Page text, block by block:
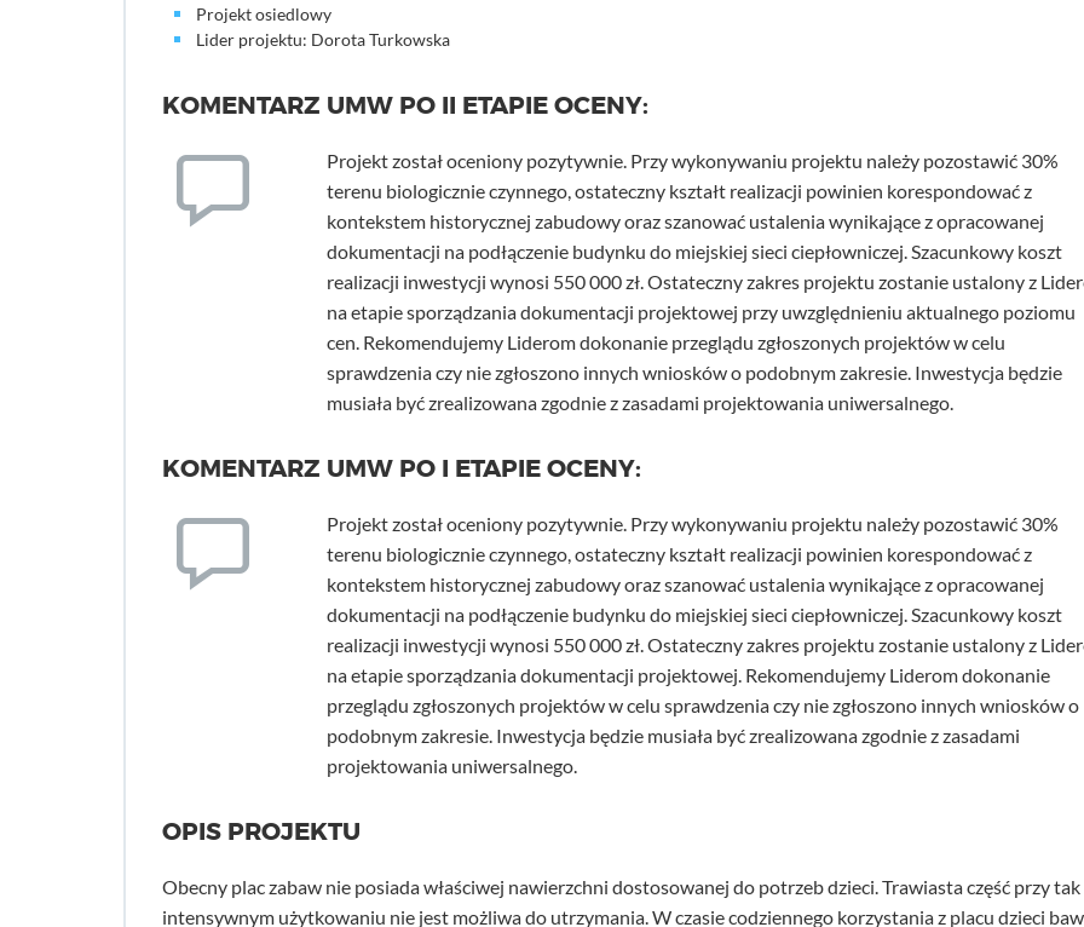
Projekt osiedlowy
Lider projektu: Dorota Turkowska
KOMENTARZ UMW PO II ETAPIE OCENY:
Projekt został oceniony pozytywnie. Przy wykonywaniu projektu należy pozostawić 30%
terenu biologicznie czynnego, ostateczny kształt realizacji powinien korespondować z
kontekstem historycznej zabudowy oraz szanować ustalenia wynikające z opracowanej
dokumentacji na podłączenie budynku do miejskiej sieci ciepłowniczej. Szacunkowy koszt
realizacji inwestycji wynosi 550 000 zł. Ostateczny zakres projektu zostanie ustalony z
na etapie sporządzania dokumentacji projektowej przy uwzględnieniu aktualnego poziomu
cen. Rekomendujemy Liderom dokonanie przeglądu zgłoszonych projektów w celu
sprawdzenia czy nie zgłoszono innych wniosków o podobnym zakresie. Inwestycja będzie
musiała być zrealizowana zgodnie z zasadami projektowania uniwersalnego.
KOMENTARZ UMW PO I ETAPIE OCENY:
Projekt został oceniony pozytywnie. Przy wykonywaniu projektu należy pozostawić 30%
terenu biologicznie czynnego, ostateczny kształt realizacji powinien korespondować z
kontekstem historycznej zabudowy oraz szanować ustalenia wynikające z opracowanej
dokumentacji na podłączenie budynku do miejskiej sieci ciepłowniczej. Szacunkowy koszt
realizacji inwestycji wynosi 550 000 zł. Ostateczny zakres projektu zostanie ustalony z
na etapie sporządzania dokumentacji projektowej. Rekomendujemy Liderom dokonanie
przeglądu zgłoszonych projektów w celu sprawdzenia czy nie zgłoszono innych wniosków o
podobnym zakresie. Inwestycja będzie musiała być zrealizowana zgodnie z zasadami
projektowania uniwersalnego.
OPIS PROJEKTU
Obecny plac zabaw nie posiada właściwej nawierzchni dostosowanej do potrzeb dzieci. Trawiasta część przy tak
intensywnym użytkowaniu nie jest możliwa do utrzymania. W czasie codziennego korzystania z placu dzieci